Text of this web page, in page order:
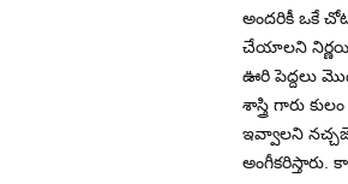
అందరికీ ఒకే
చేయాలని
ఊరి పెద్దలు
శాస్త్రి గారు
ఇవ్వాలని
అంగీకరిస్తారు.